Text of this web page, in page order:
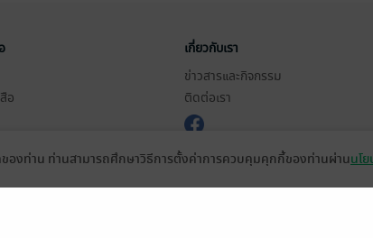
อ
ไร?
เกี่ยวกับเรา
ข่าวสารและกิจกรรม
ติดต่อเรา
องท่าน ท่านสามารถศึกษาวิธีการตั้งค่าการควบคุมคุกกี้ของท่านผ่านนโ